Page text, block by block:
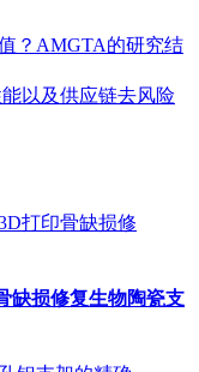
？AMGTA的研究结
以及供应链去风险
缺损修复生物陶瓷支